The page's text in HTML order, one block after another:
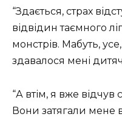
“Здається, страх
відвідин таємного
монстрів. Мабуть,
здавалося мені
“А втім, я вже
Вони затягали мене